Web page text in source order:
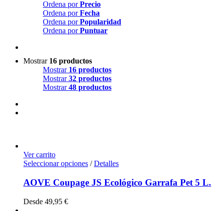
Ordena porPrecio
Ordena porFecha
Ordena porPopularidad
Ordena porPuntuar
Mostrar 16 productos
Mostrar 16 productos
Mostrar32 productos
Mostrar48 productos
Ver carrito
Seleccionar opciones / Detalles
AOVE Coupage JS Ecológico Garrafa Pet 5 L.
Desde 49,95 €